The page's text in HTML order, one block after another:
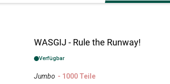
WASGIJ - Rule the Runway!
Verfügbar
Jumbo - 1000 Teile